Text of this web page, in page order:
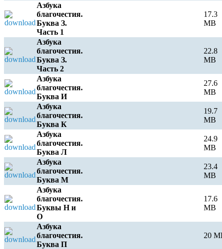
Азбука
благочестия.
Буква З.
Часть 1
17.3
MB
Азбука
благочестия.
Буква З.
Часть 2
22.8
MB
Азбука
благочестия.
Буква И
27.6
MB
Азбука
благочестия.
Буква К
19.7
MB
Азбука
благочестия.
Буква Л
24.9
MB
Азбука
благочестия.
Буква М
23.4
MB
Азбука
благочестия.
Буквы Н и
О
17.6
MB
Азбука
благочестия.
Буква П
20